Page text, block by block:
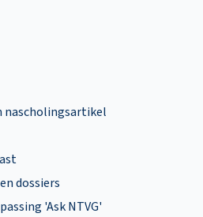
nascholingsartikel
dossiers
'Ask NTVG'